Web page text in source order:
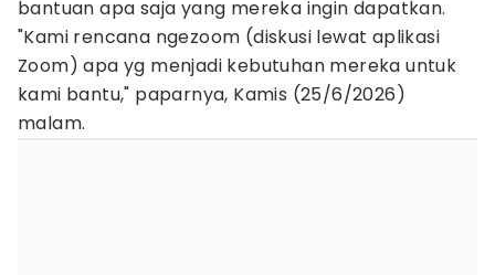
bantuan apa saja yang mereka ingin dapatkan.
"Kami rencana ngezoom (diskusi lewat aplikasi
Zoom) apa yg menjadi kebutuhan mereka untuk
kami bantu," paparnya, Kamis (25/6/2026)
malam.